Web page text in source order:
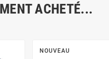
ACHETÉ...
NOUVEAU